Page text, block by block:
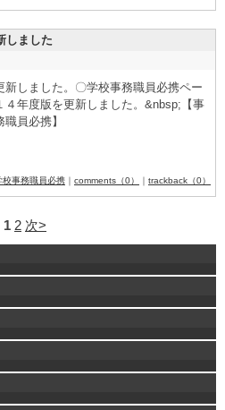
しました
しました。〇学校事務職員必携ペー
４年度版を更新しました。&­n­b­s­p­;【事
員必携】
校事務職員必携 ｜ comments（0） ｜ trackback（0）
1 2 次>